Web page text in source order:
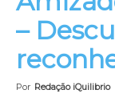
–
Por Redação iQuilibrio